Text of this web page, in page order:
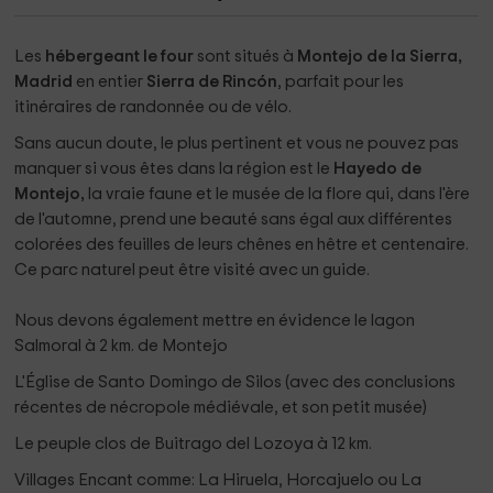
Les hébergeant le four sont situés à Montejo de la Sierra,
Madrid en entier Sierra de Rincón, parfait pour les
itinéraires de randonnée ou de vélo.
Sans aucun doute, le plus pertinent et vous ne pouvez pas
manquer si vous êtes dans la région est le Hayedo de
Montejo, la vraie faune et le musée de la flore qui, dans l'ère
de l'automne, prend une beauté sans égal aux différentes
colorées des feuilles de leurs chênes en hêtre et centenaire.
Ce parc naturel peut être visité avec un guide.
Nous devons également mettre en évidence le lagon
Salmoral à 2 km. de Montejo
L'Église de Santo Domingo de Silos (avec des conclusions
récentes de nécropole médiévale, et son petit musée)
Le peuple clos de Buitrago del Lozoya à 12 km.
Villages Encant comme: La Hiruela, Horcajuelo ou La